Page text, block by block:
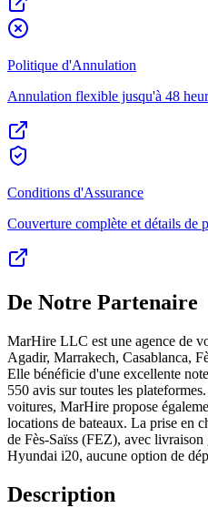
Politique d'Annulation
Annulation flexible jusqu'à 48
Conditions d'Assurance
Couverture complète et détails de
De Notre Partenaire
MarHire LLC est une agence de
Agadir, Marrakech, Casablanca,
Elle bénéficie d'une excellente
550 avis sur toutes les
voitures, MarHire propose
locations de bateaux. La prise en
de Fès-Saïss (FEZ), avec
Hyundai i20, aucune option de
Description